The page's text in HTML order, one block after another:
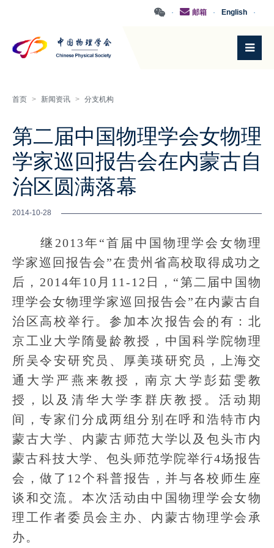
·
English
·
邮箱
·
首页 > 新闻资讯 > 分支机构
第二届中国物理学会女物理
学家巡回报告会在内蒙古自
治区圆满落幕
2014-10-28
继2013年“首届中国物理学会女物理
学家巡回报告会”在贵州省高校取得成功之
后，2014年10月11-12日，“第二届中国物
理学会女物理学家巡回报告会”在内蒙古自
治区高校举行。参加本次报告会的有：北
京工业大学隋曼龄教授，中国科学院物理
所吴令安研究员、厚美瑛研究员，上海交
通大学严燕来教授，南京大学彭茹雯教
授，以及清华大学李群庆教授。活动期
间，专家们分成两组分别在呼和浩特市内
蒙古大学、内蒙古师范大学以及包头市内
蒙古科技大学、包头师范学院举行4场报告
会，做了12个科普报告，并与各校师生座
谈和交流。本次活动由中国物理学会女物
理工作者委员会主办、内蒙古物理学会承
办。